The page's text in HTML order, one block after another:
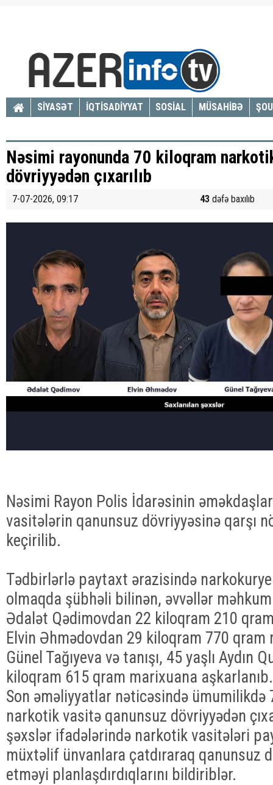
SİYASƏT İQTİSADİYYAT SOSİAL MÜSAHİBƏ
Nəsimi rayonunda 70 kiloqram
dövriyyədən çıxarılıb
7-07-2026, 09:17 43 dəfə baxılıb
Nəsimi Rayon Polis İdarəsinin
vasitələrin qanunsuz dövriyyəsinə qarşı
keçirilib.
Tədbirlərlə paytaxt ərazisində
olmaqda şübhəli bilinən, əvvəllər
Ədalət Qədimovdan 22 kiloqram 210
Elvin Əhmədovdan 29 kiloqram 770 qram
Günel Tağıyeva və tanışı, 45 yaşlı Aydın
kiloqram 615 qram marixuana aşkarlanıb.
Son əməliyyatlar nəticəsində ümumilikdə
narkotik vasitə qanunsuz dövriyyədən
şəxslər ifadələrində narkotik vasitələri
müxtəlif ünvanlara çatdıraraq qanunsuz
etməyi planlaşdırdıqlarını bildiriblər.